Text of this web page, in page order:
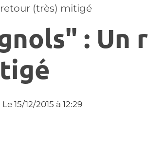
(très) mitigé
: Un
Le 15/12/2015 à 12:29